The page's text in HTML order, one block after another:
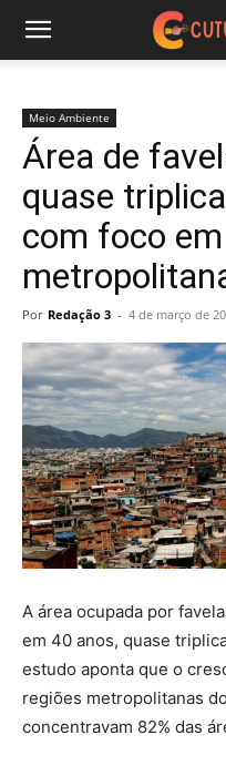
Meio Ambiente
Área de
quase
com foco
Por Redação 3 - 4 de março de
A área ocupada por
em 40 anos, quase
estudo aponta que o
regiões metropolitanas
concentravam 82% das